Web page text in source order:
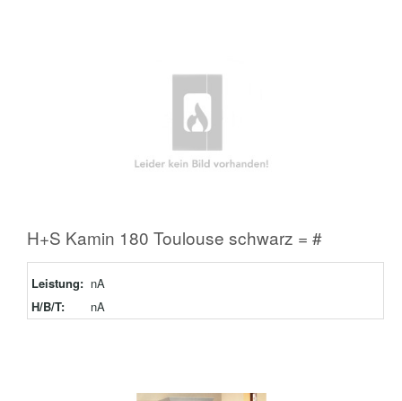
H+S Kamin 180 Toulouse schwarz = #
Leistung: nA
H/B/T:
nA